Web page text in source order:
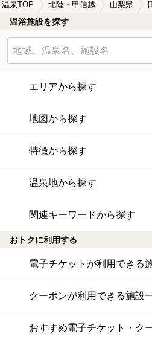
温泉TOP 北陸・甲信越 山梨県
温浴施設を探す
エリアから探す
地図から探す
特徴から探す
温泉地から探す
関連キーワードから探す
おトクに利用する
電子チケットが利用できる
クーポンが利用できる施設
おすすめ電子チケット・ク